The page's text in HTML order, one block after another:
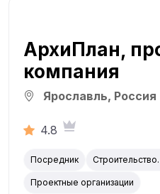
АрхиПлан,
компания
Ярославль, Россия
4.8
Посредник
Проектные организации